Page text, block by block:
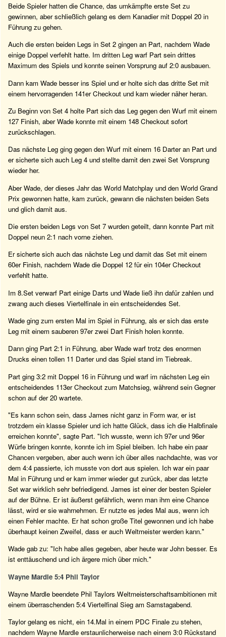
Beide Spieler hatten die Chance, das umkämpfte erste Set zu
gewinnen, aber schließlich gelang es dem Kanadier mit Doppel 20 in
Führung zu gehen.
Auch die ersten beiden Legs in Set 2 gingen an Part, nachdem Wade
einige Doppel verfehlt hatte. Im dritten Leg warf Part sein drittes
Maximum des Spiels und konnte seinen Vorsprung auf 2:0 ausbauen.
Dann kam Wade besser ins Spiel und er holte sich das dritte Set mit
einem hervorragenden 141er Checkout und kam wieder näher heran.
Zu Beginn von Set 4 holte Part sich das Leg gegen den Wurf mit einem
127 Finish, aber Wade konnte mit einem 148 Checkout sofort
zurückschlagen.
Das nächste Leg ging gegen den Wurf mit einem 16 Darter an Part und
er sicherte sich auch Leg 4 und stellte damit den zwei Set Vorsprung
wieder her.
Aber Wade, der dieses Jahr das World Matchplay und den World Grand
Prix gewonnen hatte, kam zurück, gewann die nächsten beiden Sets
und glich damit aus.
Die ersten beiden Legs von Set 7 wurden geteilt, dann konnte Part mit
Doppel neun 2:1 nach vorne ziehen.
Er sicherte sich auch das nächste Leg und damit das Set mit einem
60er Finish, nachdem Wade die Doppel 12 für ein 104er Checkout
verfehlt hatte.
Im 8.Set verwarf Part einige Darts und Wade ließ ihn dafür zahlen und
zwang auch dieses Viertelfinale in ein entscheidendes Set.
Wade ging zum ersten Mal im Spiel in Führung, als er sich das erste
Leg mit einem sauberen 97er zwei Dart Finish holen konnte.
Dann ging Part 2:1 in Führung, aber Wade warf trotz des enormen
Drucks einen tollen 11 Darter und das Spiel stand im Tiebreak.
Part ging 3:2 mit Doppel 16 in Führung und warf im nächsten Leg ein
entscheidendes 113er Checkout zum Matchsieg, während sein Gegner
schon auf der 20 wartete.
"Es kann schon sein, dass James nicht ganz in Form war, er ist
trotzdem ein klasse Spieler und ich hatte Glück, dass ich die Halbfinale
erreichen konnte", sagte Part. "Ich wusste, wenn ich 97er und 96er
Würfe bringen konnte, konnte ich im Spiel bleiben. Ich habe ein paar
Chancen vergeben, aber auch wenn ich über alles nachdachte, was vor
dem 4:4 passierte, ich musste von dort aus spielen. Ich war ein paar
Mal in Führung und er kam immer wieder gut zurück, aber das letzte
Set war wirklich sehr befriedigend. James ist einer der besten Spieler
auf der Bühne. Er ist äußerst gefährlich, wenn man ihm eine Chance
lässt, wird er sie wahrnehmen. Er nutzte es jedes Mal aus, wenn ich
einen Fehler machte. Er hat schon große Titel gewonnen und ich habe
überhaupt keinen Zweifel, dass er auch Weltmeister werden kann."
Wade gab zu: "Ich habe alles gegeben, aber heute war John besser. Es
ist enttäuschend und ich ärgere mich über mich."
Wayne Mardle 5:4 Phil Taylor
Wayne Mardle beendete Phil Taylors Weltmeisterschaftsambitionen mit
einem überraschenden 5:4 Viertelfinal Sieg am Samstagabend.
Taylor gelang es nicht, ein 14.Mal in einem PDC Finale zu stehen,
nachdem Wayne Mardle erstaunlicherweise nach einem 3:0 Rückstand